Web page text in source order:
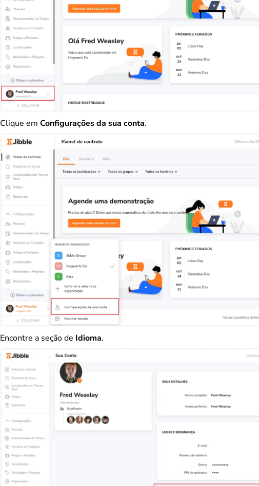
Clique em Configurações da sua conta.
Encontre a seção de Idioma.